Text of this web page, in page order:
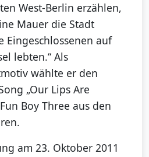
West-Berlin erzählen,
Mauer die Stadt
Eingeschlossenen auf
lebten.“ Als
wählte er den
„Our Lips Are
Boy Three aus den
am 23. Oktober 2011